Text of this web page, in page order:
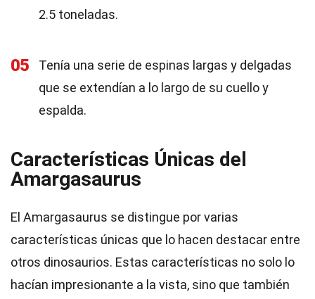
2.5 toneladas.
05
Tenía una serie de espinas largas y delgadas
que se extendían a lo largo de su cuello y
espalda.
Características Únicas del
Amargasaurus
El Amargasaurus se distingue por varias
características únicas que lo hacen destacar entre
otros dinosaurios. Estas características no solo lo
hacían impresionante a la vista, sino que también